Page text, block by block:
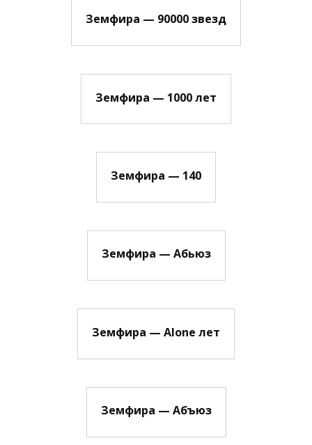
Земфира — 90000 звезд
Земфира — 1000 лет
Земфира — 140
Земфира — Абьюз
Земфира — Alone лет
Земфира — Абъюз